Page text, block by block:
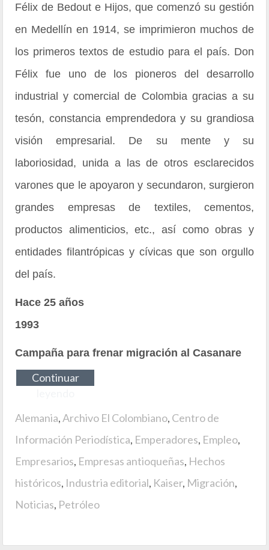
Félix de Bedout e Hijos, que comenzó su gestión
en Medellín en 1914, se imprimieron muchos de
los primeros textos de estudio para el país. Don
Félix fue uno de los pioneros del desarrollo
industrial y comercial de Colombia gracias a su
tesón, constancia emprendedora y su grandiosa
visión empresarial. De su mente y su
laboriosidad, unida a las de otros esclarecidos
varones que le apoyaron y secundaron, surgieron
grandes empresas de textiles, cementos,
productos alimenticios, etc., así como obras y
entidades filantrópicas y cívicas que son orgullo
del país.
Hace 25 años
1993
Campaña para frenar migración al Casanare
Continuar
Alemania,Archivo El Colombiano, Centro de
Información Periodística, Emperadores, Empleo,
Empresarios, Empresas antioqueñas, Hechos
históricos, Industria editorial, Kaiser, Migración,
Noticias, Petróleo